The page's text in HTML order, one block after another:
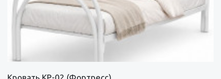
Кровать КР-02 (Фортресс)